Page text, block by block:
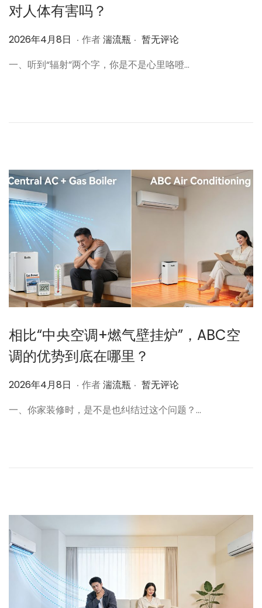
对人体有害吗？
作
2026年4月8日 2
2
日
. 作者湍流瓶 . 暂无评论
一、听到“辐射”两个字，你是不是心里咯噔…
相比“中央空调+燃气壁挂炉”，ABC空
调的优势到底在哪里？
作
2026年4月8日 2
2
日
. 作者湍流瓶 . 暂无评论
一、你家装修时，是不是也纠结过这个问题？…